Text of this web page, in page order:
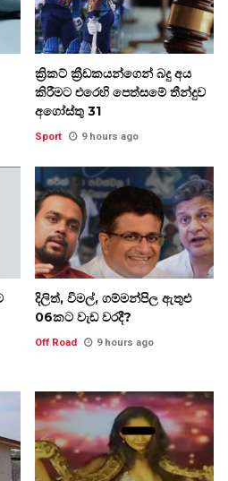
ක්‍රිකට් ක්‍රීඩකයන්ගෙන් බදු අය
කිරීමට එරෙහි පෙත්සමේ තීන්දුව
අගෝස්තු 31
Sport 9 hours ago
දිලිත්, විමල්, ගම්මන්පිල ඇතුළු
06කට වැඩ වරදී?
Off Road 9 hours ago